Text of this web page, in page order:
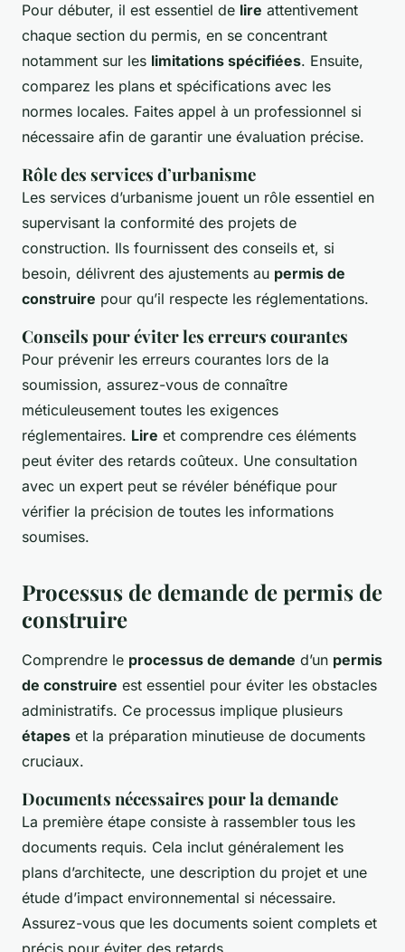
Pour débuter, il est essentiel de lire attentivement
chaque section du permis, en se concentrant
notamment sur les limitations spécifiées. Ensuite,
comparez les plans et spécifications avec les
normes locales. Faites appel à un professionnel si
nécessaire afin de garantir une évaluation précise.
Rôle des services d’urbanisme
Les services d’urbanisme jouent un rôle essentiel en
supervisant la conformité des projets de
construction. Ils fournissent des conseils et, si
besoin, délivrent des ajustements au permis de
construire pour qu’il respecte les réglementations.
Conseils pour éviter les erreurs courantes
Pour prévenir les erreurs courantes lors de la
soumission, assurez-vous de connaître
méticuleusement toutes les exigences
réglementaires. Lire et comprendre ces éléments
peut éviter des retards coûteux. Une consultation
avec un expert peut se révéler bénéfique pour
vérifier la précision de toutes les informations
soumises.
Processus de demande de permis de
construire
Comprendre le processus de demande d’un permis
de construire est essentiel pour éviter les obstacles
administratifs. Ce processus implique plusieurs
étapes et la préparation minutieuse de documents
cruciaux.
Documents nécessaires pour la demande
La première étape consiste à rassembler tous les
documents requis. Cela inclut généralement les
plans d’architecte, une description du projet et une
étude d’impact environnemental si nécessaire.
Assurez-vous que les documents soient complets et